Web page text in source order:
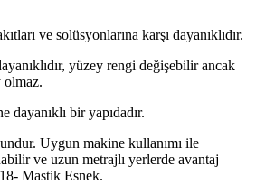
ve solüsyonlarına karşı dayanıklıdır.
yüzey rengi değişebilir ancak
olmaz.
dayanıklı bir yapıdadır.
Uygun makine kullanımı ile
ve uzun metrajlı yerlerde avantaj
Mastik Esnek.